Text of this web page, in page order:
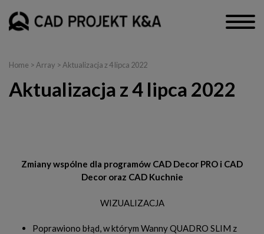
Home > Array > Aktualizacja z 4 lipca 2022
Aktualizacja z 4 lipca 2022
Zmiany wspólne dla programów CAD Decor PRO i CAD
Decor oraz CAD Kuchnie
WIZUALIZACJA
Poprawiono błąd, w którym Wanny QUADRO SLIM z